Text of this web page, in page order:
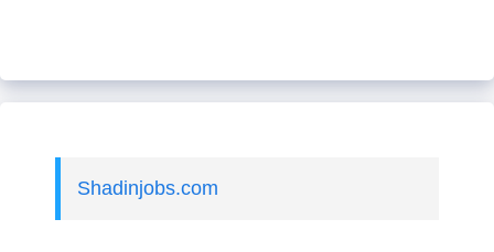
Shadinjobs.com